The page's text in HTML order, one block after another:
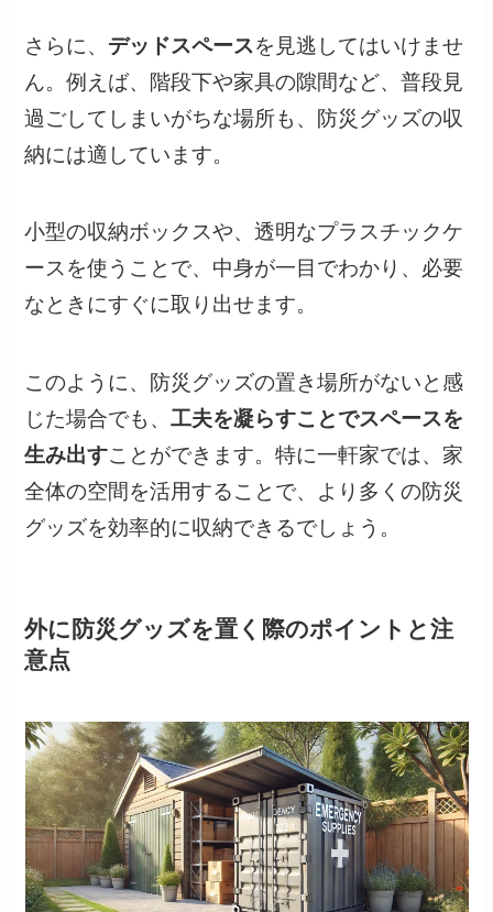
さらに、 デッドスペースを見逃してはいけませ
ん。例えば、階段下や家具の隙間など、普段見
過ごしてしまいがちな場所も、防災グッズの収
納には適しています。
小型の収納ボックスや、透明なプラスチックケ
ースを使うことで、中身が一目でわかり、必要
なときにすぐに取り出せます。
このように、防災グッズの置き場所がないと感
じた場合でも、工夫を凝らすことでスペースを
生み出すことができます。特に一軒家では、家
全体の空間を活用することで、より多くの防災
グッズを効率的に収納できるでしょう。
外に防災グッズを置く際のポイントと注
意点